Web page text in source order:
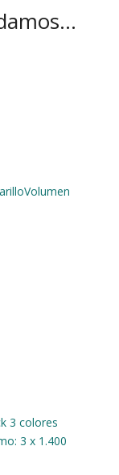
Volumen
3 colores
3 x 1.400